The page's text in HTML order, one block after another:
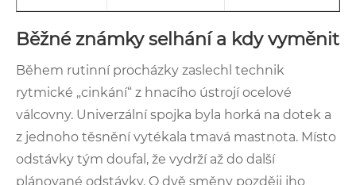
Běžné známky selhání a kdy vyměnit
Během rutinní procházky zaslechl technik
rytmické „cinkání“ z hnacího ústrojí ocelové
válcovny. Univerzální spojka byla horká na dotek a
z jednoho těsnění vytékala tmavá mastnota. Místo
odstávky tým doufal, že vydrží až do další
plánované odstávky. O dvě směny později jho